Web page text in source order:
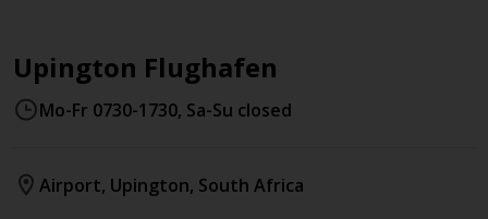
Upington Flughafen
Mo-Fr 0730-1730, Sa-Su closed
Airport, Upington, South Africa